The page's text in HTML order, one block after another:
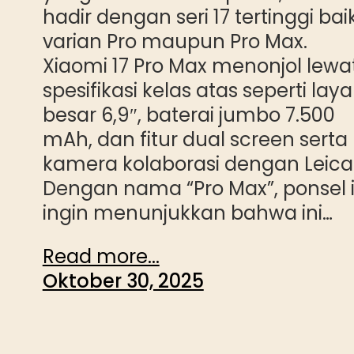
hadir dengan seri 17 tertinggi
varian Pro maupun Pro Max.
Xiaomi 17 Pro Max menonjol
spesifikasi kelas atas seperti
besar 6,9″, baterai jumbo 7.500
mAh, dan fitur dual screen serta
kamera kolaborasi dengan
Dengan nama “Pro Max”, ponsel
ingin menunjukkan bahwa ini…
Read more...
Oktober 30, 2025